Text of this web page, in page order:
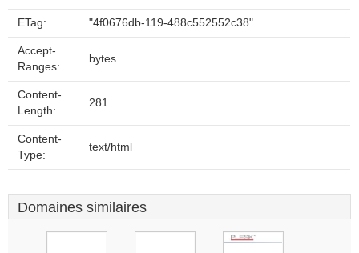
ETag: "4f0676db-119-488c552552c38"
Accept-
Ranges:
bytes
Content-
Length:
281
Content-
Type:
text/html
Domaines similaires